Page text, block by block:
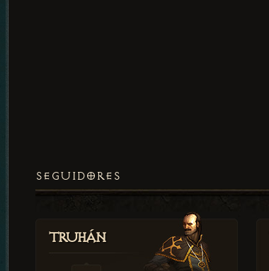
SEGUIDORES
Truhán